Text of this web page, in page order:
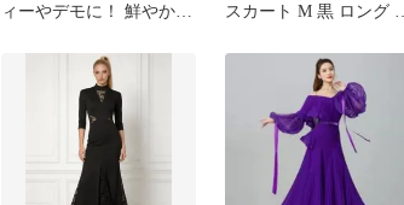
ィーやデモに！ 鮮やかな
綺麗
スカート M 黒 ロング フ